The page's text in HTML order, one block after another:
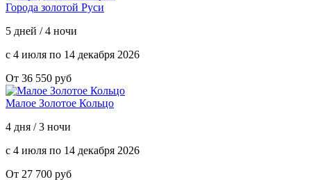
Города золотой Руси
5 дней / 4 ночи
с 4 июля по 14 декабря 2026
От 36 550 руб
Малое Золотое Кольцо
4 дня / 3 ночи
с 4 июля по 14 декабря 2026
От 27 700 руб